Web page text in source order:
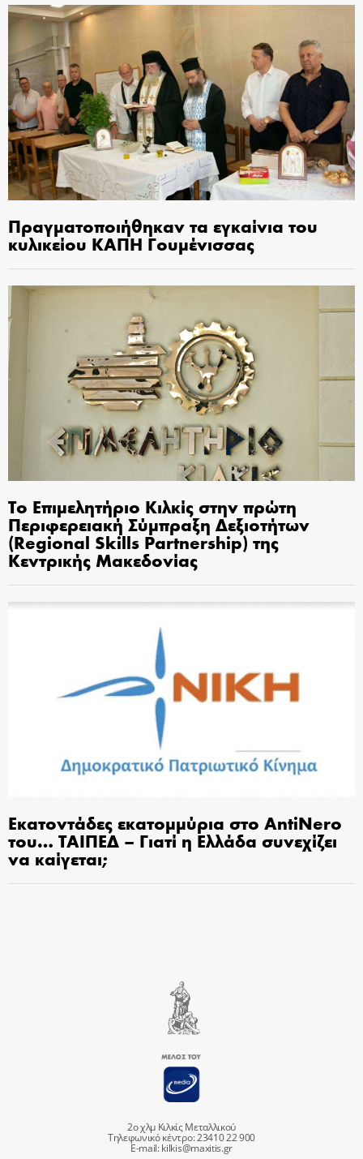
Πραγματοποιήθηκαν τα εγκαίνια του
κυλικείου ΚΑΠΗ Γουμένισσας
Το Επιμελητήριο Κιλκίς στην πρώτη
Περιφερειακή Σύμπραξη Δεξιοτήτων
(Regional Skills Partnership) της
Κεντρικής Μακεδονίας
Εκατοντάδες εκατομμύρια στο AntiNero
του… ΤΑΙΠΕΔ – Γιατί η Ελλάδα συνεχίζει
να καίγεται;
2ο χλμ Κιλκίς Μεταλλικού
Τηλεφωνικό κέντρο: 23410 22 900
E-mail:kilkis@maxitis.gr